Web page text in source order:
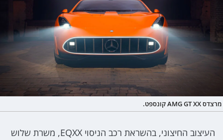
מרצדס AMG GT XX קונספט.
העיצוב החיצוני, בהשראת רכב הניסוי EQXX, משרת שלוש